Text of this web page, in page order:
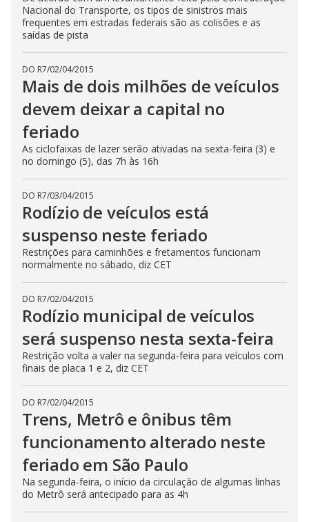
Nacional do Transporte, os tipos de sinistros mais
frequentes em estradas federais são as colisões e as
saídas de pista
DO R7/02/04/2015
Mais de dois milhões de veículos
devem deixar a capital no
feriado
As ciclofaixas de lazer serão ativadas na sexta-feira (3) e
no domingo (5), das 7h às 16h
DO R7/03/04/2015
Rodízio de veículos está
suspenso neste feriado
Restrições para caminhões e fretamentos funcionam
normalmente no sábado, diz CET
DO R7/02/04/2015
Rodízio municipal de veículos
será suspenso nesta sexta-feira
Restrição volta a valer na segunda-feira para veículos com
finais de placa 1 e 2, diz CET
DO R7/02/04/2015
Trens, Metrô e ônibus têm
funcionamento alterado neste
feriado em São Paulo
Na segunda-feira, o início da circulação de algumas linhas
do Metrô será antecipado para as 4h